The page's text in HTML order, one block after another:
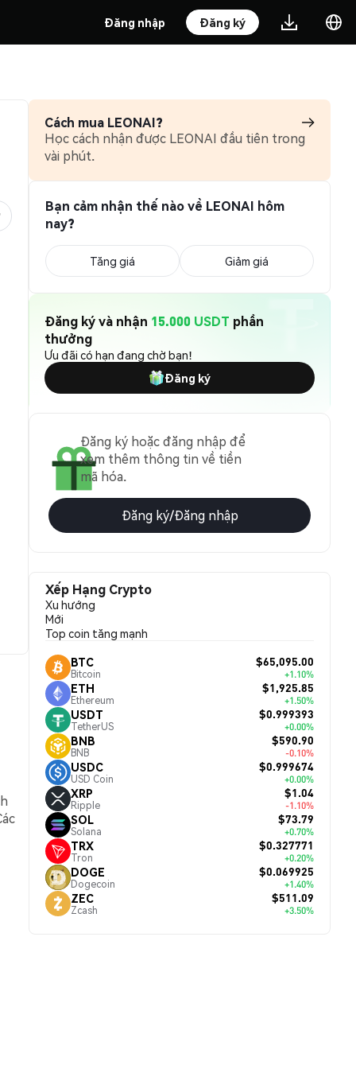
Đăng nhập Đăng ký
Cách mua LEONAI?
Học cách nhận được LEONAI đầu tiên trong
vài phút.
Bạn cảm nhận thế nào về LEONAI hôm
nay?
Tăng giá Giảm giá
Đăng ký và nhận 15.000 USDT phần
thưởng
Ưu đãi có hạn đang chờ bạn!
Đăng ký
Đăng ký hoặc đăng nhập để
xem thêm thông tin về tiền
mã hóa.
Đăng ký/Đăng nhập
Xếp Hạng Crypto
Xu hướng
Mới
Top coin tăng mạnh
BTC
Bitcoin
$65,095.00
+1.10%
ETH
Ethereum
$1,925.85
+1.50%
USDT
TetherUS
$0.999393
+0.00%
BNB
BNB
$590.90
-0.10%
USDC
USD Coin
$0.999674
+0.00%
XRP
Ripple
$1.04
-1.10%
SOL
Solana
$73.79
+0.70%
TRX
Tron
$0.327771
+0.20%
DOGE
Dogecoin
$0.069925
+1.40%
ZEC
Zcash
$511.09
+3.50%